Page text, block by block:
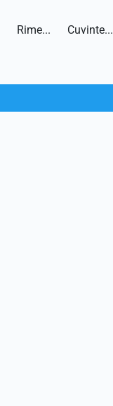
Rime... Cuvinte...